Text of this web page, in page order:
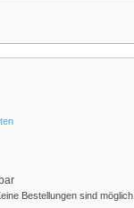
Bestellungen sind möglich.